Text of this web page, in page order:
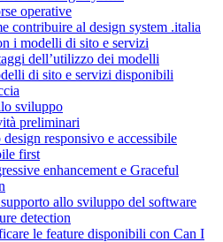
operative
contribuire al design system .italia
i modelli di sito e servizi
dell’utilizzo dei modelli
di sito e servizi disponibili
sviluppo
preliminari
responsivo e accessibile
first
enhancement e Graceful
allo sviluppo del software
detection
le feature disponibili con Can I